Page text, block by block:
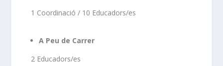
1 Coordinació / 10 Educadors/es
A Peu de Carrer
2 Educadors/es